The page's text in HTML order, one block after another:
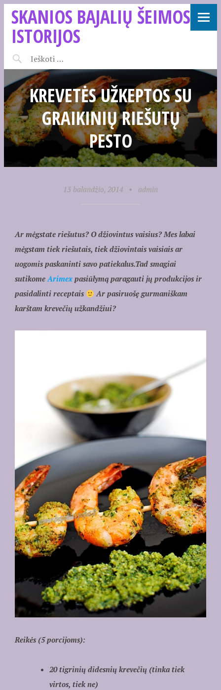
SKANIOS BAJALIŲ ŠEIMOS
ISTORIJOS
KREVETĖS UŽKEPTOS SU
GRAIKINIŲ RIEŠUTŲ
PESTO
13 balandžio, 2014 • admin
Ar mėgstate riešutus? O džiovintus vaisius? Mes labai
mėgstam tiek riešutais, tiek džiovintais vaisiais ar
uogomis paskaninti savo patiekalus.Tad smagiai
sutikomeArimexpasiūlymą paragauti jų produkcijos ir
pasidalinti receptais
Ar pasiruošę gurmaniškam
karštam krevečių užkandžiui?
Reikės (5 porcijoms):
20 tigrinių didesnių krevečių (tinka tiek
virtos, tiek ne)